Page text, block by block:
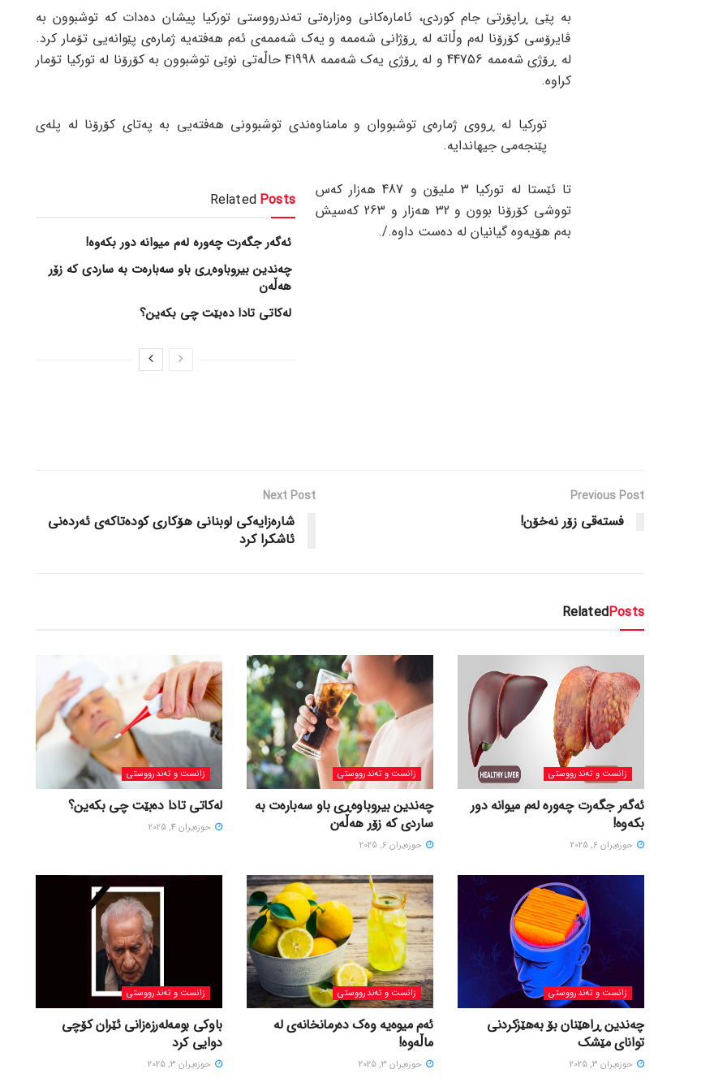
بە پێی ڕاپۆرتی جام کوردی، ئامارەکانی وەزارەتی تەندرووستی تورکیا پیشان دەدات کە توشبوون بە
ڤایرۆسی کۆرۆنا لەم وڵاتە لە ڕۆژانی شەممە و یەک شەممەی ئەم هەفتەیە ژمارەی پێوانەیی تۆمار کرد.
لە ڕۆژی شەممە 44756 و لە ڕۆژی یەک شەممە 41998 حاڵەتی نوێی توشبوون بە کۆرۆنا لە تورکیا تۆمار
کراوە.
تورکیا لە ڕووی ژمارەی توشبووان و مامناوەندی توشبوونی هەفتەیی بە پەتای کۆرۆنا لە پلەی
پێنجەمی جیهاندایە.
Related Posts
ئەگەر جگەرت چەورە لەم میوانە دور بکەوە!
چەندین بیروباوەڕی باو سەبارەت بە ساردی کە زۆر
هەڵەن
لەکاتی تادا دەبێت چی بکەین؟
تا ئێستا لە تورکیا 3 ملیۆن و 487 هەزار کەس
تووشی کۆرۆنا بوون و 32 هەزار و 263 کەسیش
بەم هۆیەوە گیانیان لە دەست داوە./.
Previous Post
فستەقی زۆر نەخۆن!
Next Post
شارەزایەکی لوبنانی هۆکاری کودەتاکەی ئەردەنی
ئاشکرا کرد
RelatedPosts
زانست و تەندرووستی
ئەگەر جگەرت چەورە لەم میوانە دور
بکەوە!
حوزه‌یران 6, 2025
زانست و تەندرووستی
چەندین بیروباوەڕی باو سەبارەت بە
ساردی کە زۆر هەڵەن
حوزه‌یران 6, 2025
زانست و تەندرووستی
لەکاتی تادا دەبێت چی بکەین؟
حوزه‌یران 4, 2025
زانست و تەندرووستی
چەندین ڕاهێنان بۆ بەهێزکردنی
توانای مێشک
حوزه‌یران 3, 2025
زانست و تەندرووستی
ئەم میوەیە وەک دەرمانخانەی لە
ماڵەوە!
حوزه‌یران 3, 2025
زانست و تەندرووستی
باوکی بومەلەرزەزانی ئێران کۆچی
دوایی کرد
حوزه‌یران 3, 2025